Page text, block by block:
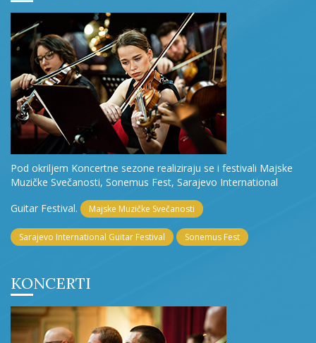
Pod okriljem Koncertne sezone realiziraju se i festivali Majske
Muzičke Svečanosti, Sonemus Fest, Sarajevo International
Guitar Festival.
Majske Muzičke Svečanosti
Sarajevo International Guitar Festival Sonemus Fest
KONCERTI